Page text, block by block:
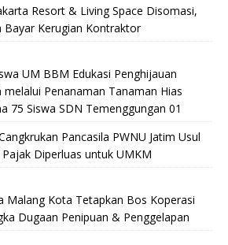
Resort & Living Space Disomasi,
Bayar Kerugian Kontraktor
UM BBM Edukasi Penghijauan
melalui Penanaman Tanaman Hias
75 Siswa SDN Temenggungan 01
Pancasila PWNU Jatim Usul
Diperluas untuk UMKM
Malang Kota Tetapkan Bos Koperasi
Dugaan Penipuan & Penggelapan